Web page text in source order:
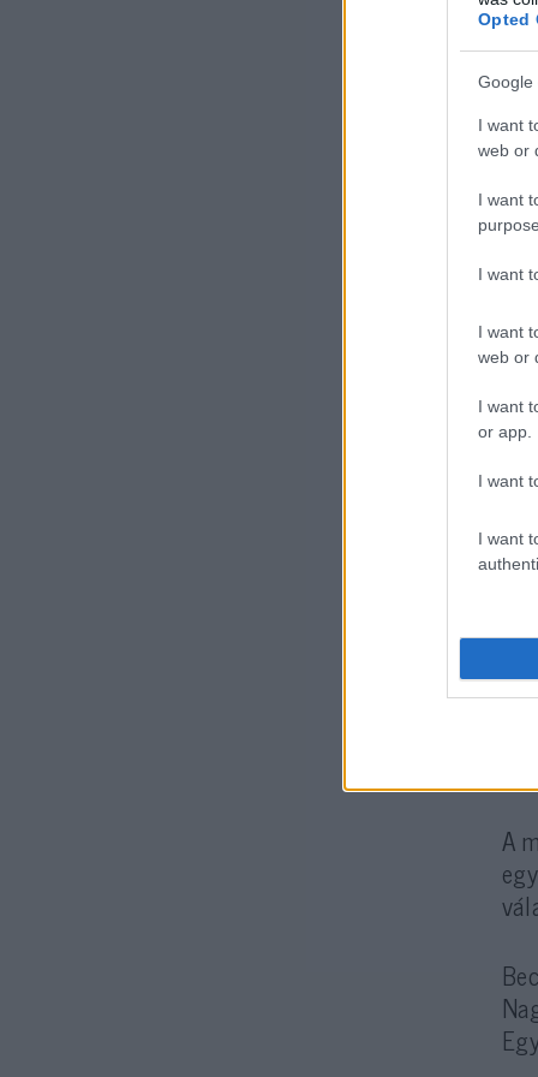
Opted
Google
I want
web or
I want
I want
I want
web or
I want
or app.
I want
I want
A
A